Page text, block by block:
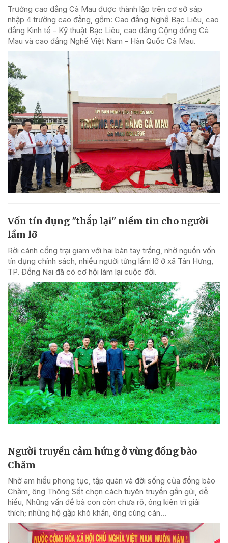
Trường cao đẳng Cà Mau được thành lập trên cơ sở sáp
nhập 4 trường cao đẳng, gồm: Cao đẳng Nghề Bạc Liêu, cao
đẳng Kinh tế - Kỹ thuật Bạc Liêu, cao đẳng Cộng đồng Cà
Mau và cao đẳng Nghề Việt Nam - Hàn Quốc Cà Mau.
Vốn tín dụng "thắp lại" niềm tin cho người
lầm lỡ
Rời cánh cổng trại giam với hai bàn tay trắng, nhờ nguồn vốn
tín dụng chính sách, nhiều người từng lầm lỡ ở xã Tân Hưng,
TP. Đồng Nai đã có cơ hội làm lại cuộc đời.
Người truyền cảm hứng ở vùng đồng bào
Chăm
Nhờ am hiểu phong tục, tập quán và đời sống của đồng bào
Chăm, ông Thông Sết chọn cách tuyên truyền gần gũi, dễ
hiểu, Những vấn đề bà con còn chưa rõ, ông kiên trì giải
thích; những hộ gặp khó khăn, ông cùng cán...